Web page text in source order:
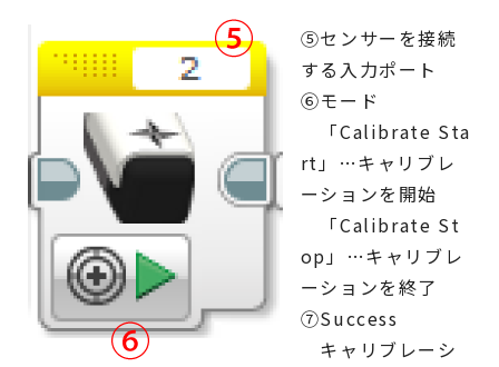
⑤センサーを接続
する入力ポート
⑥モード
「Calibrate Sta
rt」…キャリブレ
ーションを開始
「Calibrate St
op」…キャリブレ
ーションを終了
⑦Success
キャリブレーシ